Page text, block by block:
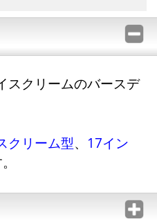
スクリームのバースデ
クリーム型、 17イン